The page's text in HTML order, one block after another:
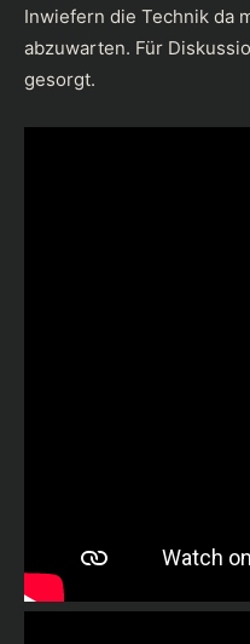
Inwiefern die Technik da
abzuwarten. Für
gesorgt.